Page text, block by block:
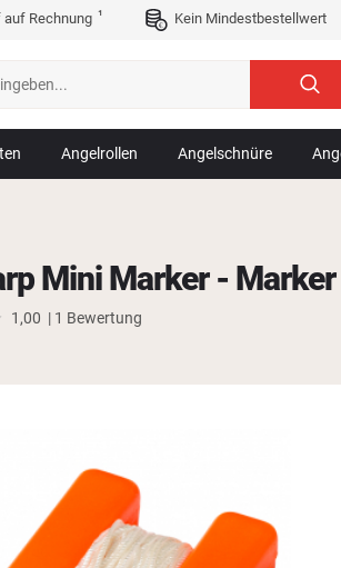
auf Rechnung ¹ Kein Mindestbestellwert
Angelrollen Angelschnüre
Mini Marker -
1,00 | 1 Bewertung